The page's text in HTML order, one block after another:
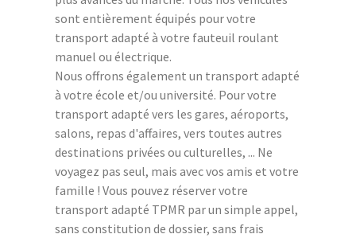
sont entièrement équipés pour votre
transport adapté à votre fauteuil roulant
manuel ou électrique.
Nous offrons également un transport adapté
à votre école et/ou université. Pour votre
transport adapté vers les gares, aéroports,
salons, repas d'affaires, vers toutes autres
destinations privées ou culturelles, ... Ne
voyagez pas seul, mais avec vos amis et votre
famille ! Vous pouvez réserver votre
transport adapté TPMR par un simple appel,
sans constitution de dossier, sans frais